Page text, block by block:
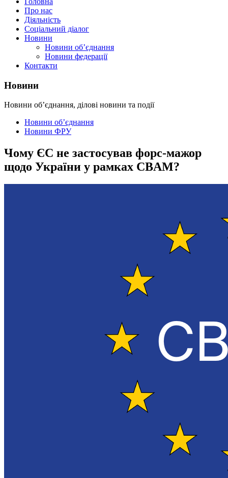
Про нас
Діяльність
Соціальний діалог
Новини
Новини об’єднання
Новини федерації
Контакти
Новини
Новини об’єднання, ділові новини та події
Новини об’єднання
Новини ФРУ
Чому ЄС не застосував форс-мажор
щодо України у рамках CBAM?